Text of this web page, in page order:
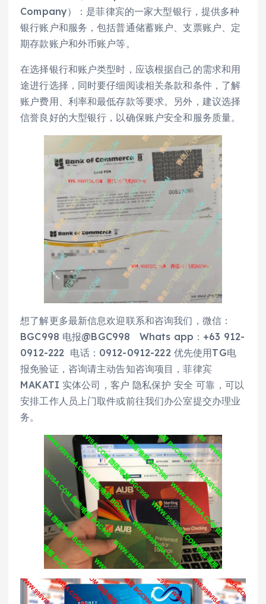
Company）：是菲律宾的一家大型银行，提供多种
银行账户和服务，包括普通储蓄账户、支票账户、定
期存款账户和外币账户等。
在选择银行和账户类型时，应该根据自己的需求和用
途进行选择，同时要仔细阅读相关条款和条件，了解
账户费用、利率和最低存款等要求。另外，建议选择
信誉良好的大型银行，以确保账户安全和服务质量。
想了解更多最新信息欢迎联系和咨询我们，微信：
BGC998 电报@BGC998 Whats app：+63 912-
0912-222 电话：0912-0912-222 优先使用TG电
报免验证，咨询请主动告知咨询项目，菲律宾
MAKATI 实体公司，客户 隐私保护 安全 可靠，可以
安排工作人员上门取件或前往我们办公室提交办理业
务。